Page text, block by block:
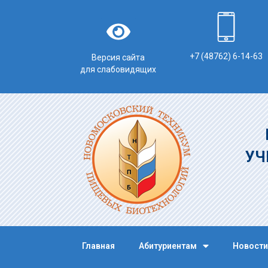
Версия сайта
для слабовидящих
+7 (48762) 6-14-63
Главная Абитуриентам Новости